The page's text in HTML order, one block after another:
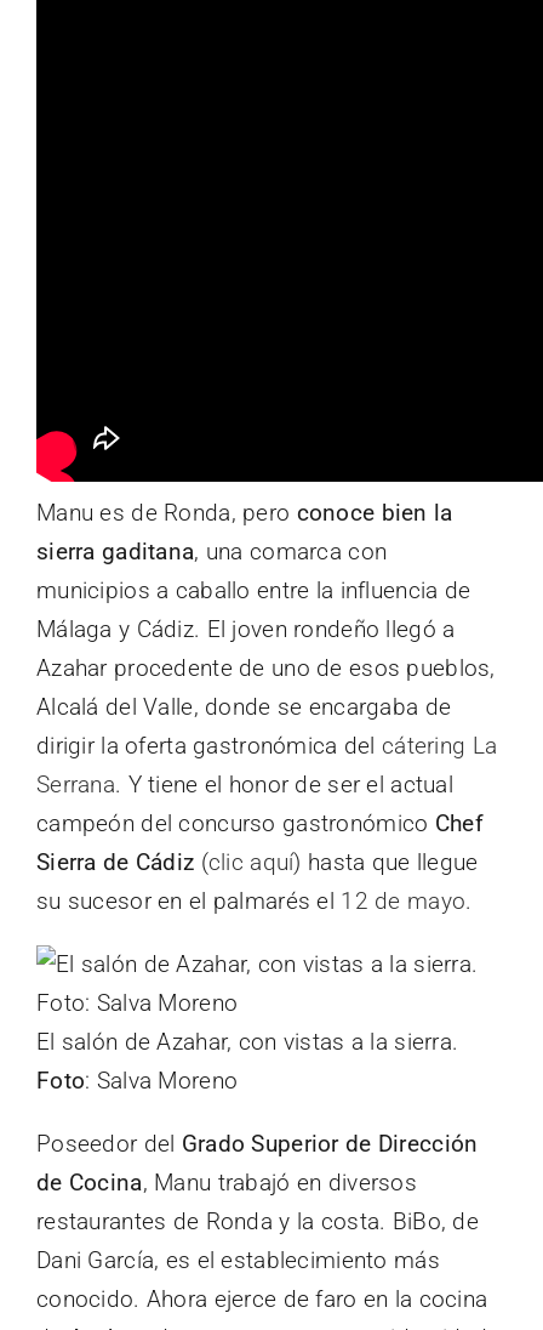
Manu es de Ronda, pero conoce bien la
sierra gaditana, una comarca con
municipios a caballo entre la influencia de
Málaga y Cádiz. El joven rondeño llegó a
Azahar procedente de uno de esos pueblos,
Alcalá del Valle, donde se encargaba de
dirigir la oferta gastronómica del cátering La
Serrana. Y tiene el honor de ser el actual
campeón del concurso gastronómico Chef
Sierra de Cádiz (clic aquí) hasta que llegue
su sucesor en el palmarés el 12 de mayo.
El salón de Azahar, con vistas a la sierra.
Foto: Salva Moreno
Poseedor del Grado Superior de Dirección
de Cocina, Manu trabajó en diversos
restaurantes de Ronda y la costa. BiBo, de
Dani García, es el establecimiento más
conocido. Ahora ejerce de faro en la cocina